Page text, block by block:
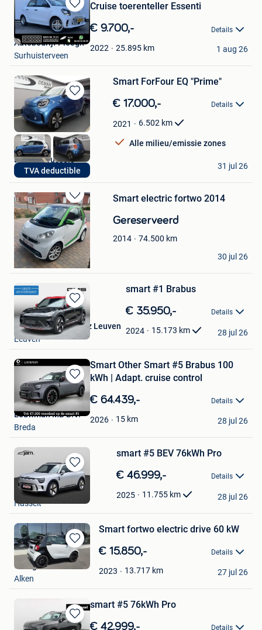
Bewaren
in
Mijn
Favorieten
Cruise toerenteller Essenti
€ 9.700,- Details
2022 25.895 km
Autobedrijf Ploegh
Surhuisterveen
1 aug 26
Bewaren
in
Mijn
Favorieten
TVA deductible
Smart ForFour EQ "Prime"
€ 17.000,- Details
2021 6.502 km
Alle milieu/emissie zones
Deman Brussels
Oudergem
31 jul 26
Bewaren
in
Mijn
Favorieten
Smart electric fortwo 2014
Gereserveerd
2014 74.500 km
schroven
Hulshout
30 jul 26
Bewaren
in
Mijn
Favorieten
smart #1 Brabus
€ 35.950,- Details
2024 15.173 km
GMS Mercedes-Benz Leuven
Leuven
28 jul 26
Bewaren
in
Mijn
Favorieten
Smart Other Smart #5 Brabus 100
kWh | Adapt. cruise control
€ 64.439,- Details
2026 15 km
Louwman MB B.V.
Breda
28 jul 26
Bewaren
in
Mijn
Favorieten
smart #5 BEV 76kWh Pro
€ 46.999,- Details
2025 11.755 km
Hermans Etn
Hasselt
28 jul 26
Bewaren
in
Mijn
Smart fortwo electric drive 60 kW
€ 15.850,- Details
2023 13.717 km
Garage Vanstraelen
Alken
27 jul 26
Bewaren
smart #5 76kWh Pro
€ 42.999,- Details